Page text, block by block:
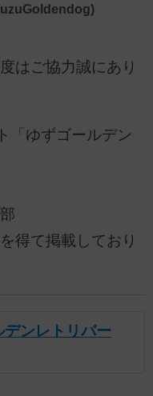
はご協力誠にあり
「ゆずゴールデン
得て掲載しており
ンレトリバー